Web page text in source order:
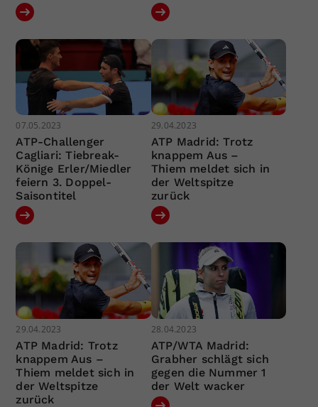
07.05.2023
ATP-Challenger
Cagliari: Tiebreak-
Könige Erler/Miedler
feiern 3. Doppel-
Saisontitel
29.04.2023
ATP Madrid: Trotz
knappem Aus –
Thiem meldet sich in
der Weltspitze
zurück
29.04.2023
ATP Madrid: Trotz
knappem Aus –
Thiem meldet sich in
der Weltspitze
zurück
28.04.2023
ATP/WTA Madrid:
Grabher schlägt sich
gegen die Nummer 1
der Welt wacker